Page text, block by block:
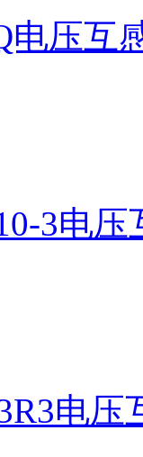
电压互
3电压
电压